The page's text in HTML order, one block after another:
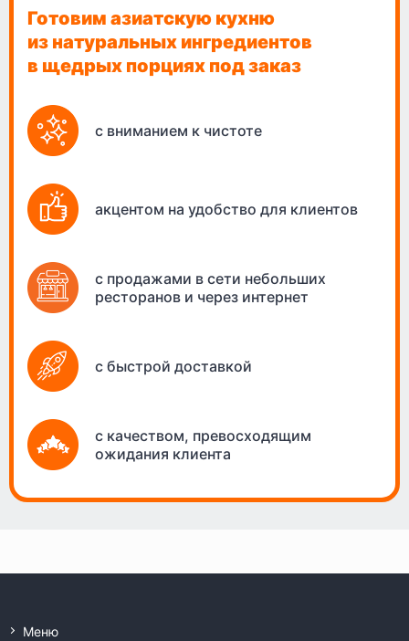
Готовим азиатскую кухню
из натуральных ингредиентов
в щедрых порциях под заказ
с вниманием к чистоте
акцентом на удобство для клиентов
с продажами в сети небольших
ресторанов и через интернет
с быстрой доставкой
с качеством, превосходящим
ожидания клиента
Меню